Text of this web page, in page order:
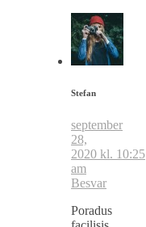
Stefan
september
28,
2020 kl. 10:25
am
Besvar
Poradus